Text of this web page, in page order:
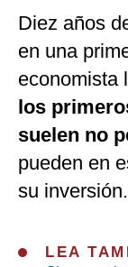
Diez años
en una
economista
los
suelen no
pueden en
su inversión.
LEA